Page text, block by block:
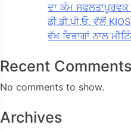
ਦਾ ਕੰਮ
ਡੀ.ਡੀ.ਪੀ.ਓ. ਵੱਲੋਂ
ਵੱਖ ਵਿਭਾਗਾਂ ਨਾਲ
Recent Comments
No comments to show.
Archives